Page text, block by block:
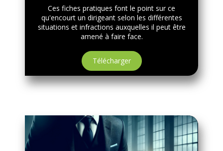
Ces fiches pratiques font le point sur ce
qu'encourt un dirigeant selon les différentes
situations et infractions auxquelles il peut être
amené à faire face.
Télécharger